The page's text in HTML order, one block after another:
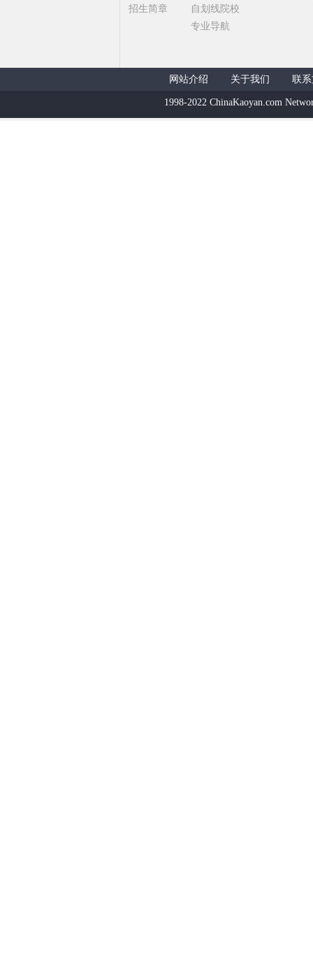
招生简章
自划线院校
专业导航
网站介绍 关于我们 联
1998-2022 ChinaKaoyan.com